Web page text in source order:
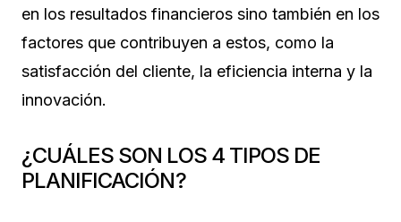
en los resultados financieros sino también en los
factores que contribuyen a estos, como la
satisfacción del cliente, la eficiencia interna y la
innovación.
¿CUÁLES SON LOS 4 TIPOS DE
PLANIFICACIÓN?